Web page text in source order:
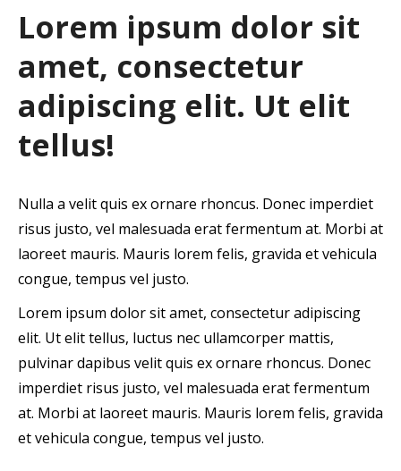
Lorem ipsum dolor sit
amet, consectetur
adipiscing elit. Ut elit
tellus!
Nulla a velit quis ex ornare rhoncus. Donec imperdiet
risus justo, vel malesuada erat fermentum at. Morbi at
laoreet mauris. Mauris lorem felis, gravida et vehicula
congue, tempus vel justo.
Lorem ipsum dolor sit amet, consectetur adipiscing
elit. Ut elit tellus, luctus nec ullamcorper mattis,
pulvinar dapibus velit quis ex ornare rhoncus. Donec
imperdiet risus justo, vel malesuada erat fermentum
at. Morbi at laoreet mauris. Mauris lorem felis, gravida
et vehicula congue, tempus vel justo.